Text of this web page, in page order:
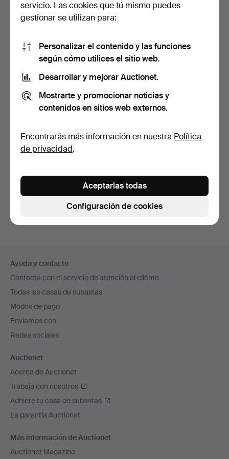
ALFOMBRAS DE TRAPO, 9
uds., colores variad…
53 USD
LOTE DE ALFOMBRAS,
alfombras de trapo y rö…
6 días
37 USD
También puedes buscar ennuestro archivo de
subastas concluidas.
en
el
pie
de
página
Ayuda y contacto
Contacta con el servicio de atención al cliente
Todas las casas de subastas
Modos de pago
Enviamos con
Redes sociales
Auctionet
Acerca de Auctionet
Trabaja con nosotros
Adhiere tu casa de subastas
La garantía Auctionet
Más información de Auctionet
Auctionet Magazine
servicio. Las cookies que tú mismo puedes
gestionar se utilizan para:
Personalizar el contenido y las funciones
según cómo utilices el sitio web.
Desarrollar y mejorar Auctionet.
Mostrarte y promocionar noticias y
contenidos en sitios web externos.
Encontrarás más información en nuestra Política
de privacidad.
Configuración de cookies
Aceptarlas todas